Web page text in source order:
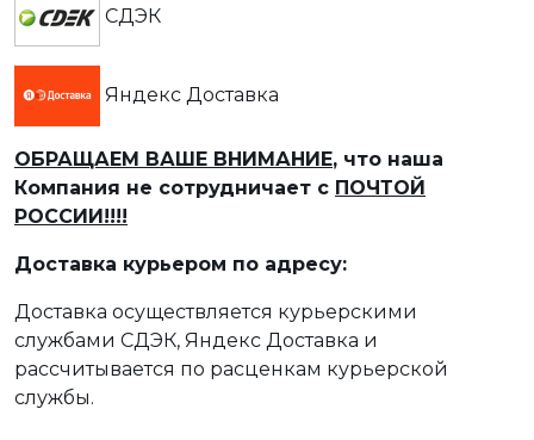
СДЭК
Яндекс Доставка
ОБРАЩАЕМ ВАШЕ ВНИМАНИЕ, что наша
Компания не сотрудничает с ПОЧТОЙ
РОССИИ!!!!
Доставка курьером по адресу:
Доставка осуществляется курьерскими
службами СДЭК, Яндекс Доставка и
рассчитывается по расценкам курьерской
службы.